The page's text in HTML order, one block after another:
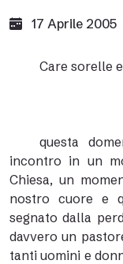
17 Aprile
Care sorelle
questa
incontro in un
Chiesa, un
nostro cuore e
segnato dalla
davvero un
tanti uomini e